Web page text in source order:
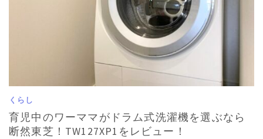
くらし
育児中のワーママがドラム式洗濯機を選ぶなら
断然東芝！TW127XP1をレビュー！